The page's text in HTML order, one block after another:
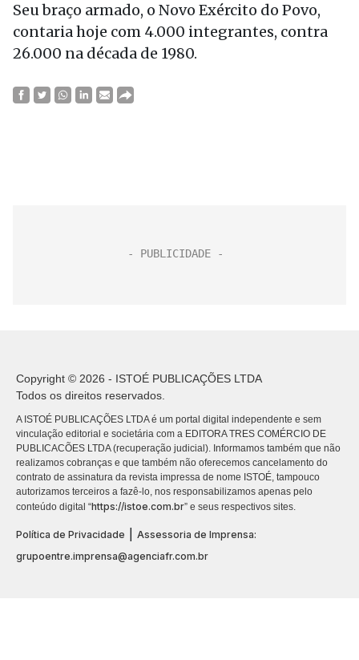
Seu braço armado, o Novo Exército do Povo,
contaria hoje com 4.000 integrantes, contra
26.000 na década de 1980.
Copyright © 2026 - ISTOÉ PUBLICAÇÕES LTDA
Todos os direitos reservados.
A ISTOÉ PUBLICAÇÕES LTDA é um portal digital independente e sem
vinculação editorial e societária com a EDITORA TRES COMÉRCIO DE
PUBLICACÕES LTDA (recuperação judicial). Informamos também que não
realizamos cobranças e que também não oferecemos cancelamento do
contrato de assinatura da revista impressa de nome ISTOÉ, tampouco
autorizamos terceiros a fazê-lo, nos responsabilizamos apenas pelo
conteúdo digital “https://istoe.com.br” e seus respectivos sites.
Política de Privacidade
Assessoria de Imprensa:
grupoentre.imprensa@agenciafr.com.br